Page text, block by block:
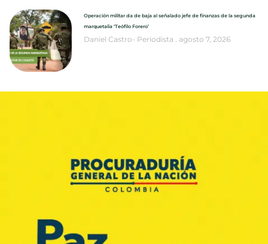
Operación militar da de baja al señalado jefe de finanzas de la segunda
marquetalia ‘Teófilo Forero’
Daniel Castro- Periodista agosto 7, 2026